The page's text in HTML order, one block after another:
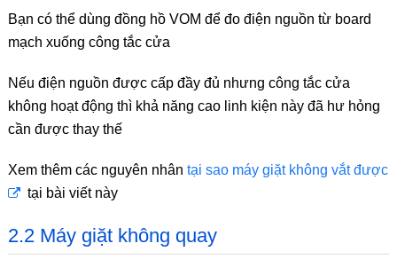
Bạn có thể dùng đồng hồ VOM để đo điện nguồn từ board
mạch xuống công tắc cửa
Nếu điện nguồn được cấp đầy đủ nhưng công tắc cửa
không hoạt động thì khả năng cao linh kiện này đã hư hỏng
cần được thay thế
Xem thêm các nguyên nhân tại sao máy giặt không vắt được
tại bài viết này
2.2 Máy giặt không quay